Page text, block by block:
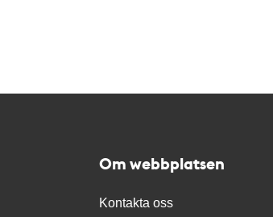
Om webbplatsen
Kontakta oss